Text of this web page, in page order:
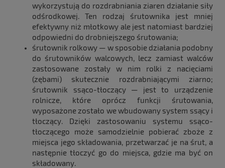
wykorzystują do rozdrabniania ziaren działanie siły
odśrodkowej. Ten rodzaj śrutownika jest mniej
efektywny niż młotkowy ale jest natomiast bardziej
odpowiedni do drobniejszego śrutowania;
śrutownik rolkowy — w sposobie działania podobny
do śrutowników walcowych, lecz zamiast walców
zastosowane zostały w nim rolki z nacięciami
(zębami) skutecznie rozdrabniającymi ziarno;
śrutownik ssąco-tłoczący — jest to urządzenie
rolnicze, które oprócz funkcji śrutowania,
wyposażone zostało we wbudowany system ssący i
tłoczący. Dzięki zastosowaniu systemu ssąco-
tłoczącego może samodzielnie pobierać zboże z
miejsca jego składowania, przetwarzać je na śrut, a
następnie tłoczyć go do miejsca, gdzie ma być on
składowany.